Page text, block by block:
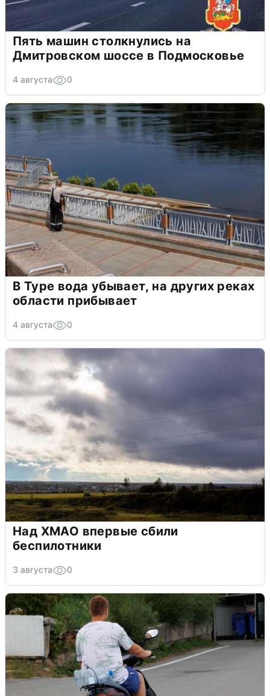
Пять машин столкнулись на
Дмитровском шоссе в Подмосковье
4 августа 0
В Туре вода убывает, на других реках
области прибывает
4 августа 0
Над ХМАО впервые сбили
беспилотники
3 августа 0